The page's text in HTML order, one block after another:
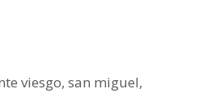
viesgo,san miguel,